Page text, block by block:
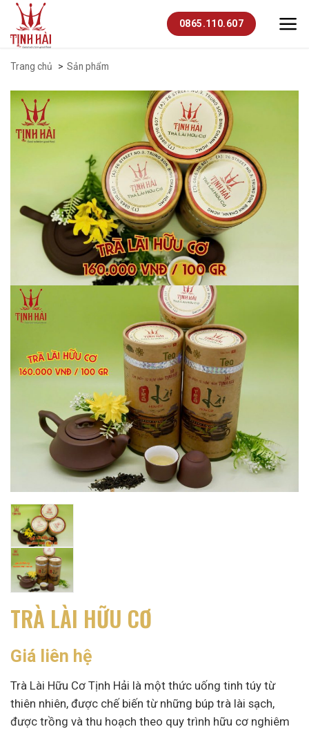
Skip
content
0865.110.607
Trang chủ Sản phẩm
TRÀ LÀI HỮU CƠ
Giá liên hệ
Trà Lài Hữu Cơ Tịnh Hải là một thức uống tinh túy từ
thiên nhiên, được chế biến từ những búp trà lài sạch,
được trồng và thu hoạch theo quy trình hữu cơ nghiêm